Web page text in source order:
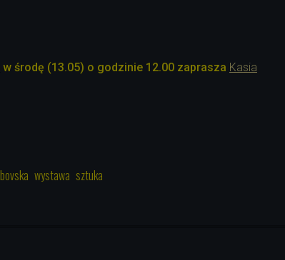
w środę (13.05) o godzinie 12.00 zaprasza Kasia
bovska wystawa sztuka